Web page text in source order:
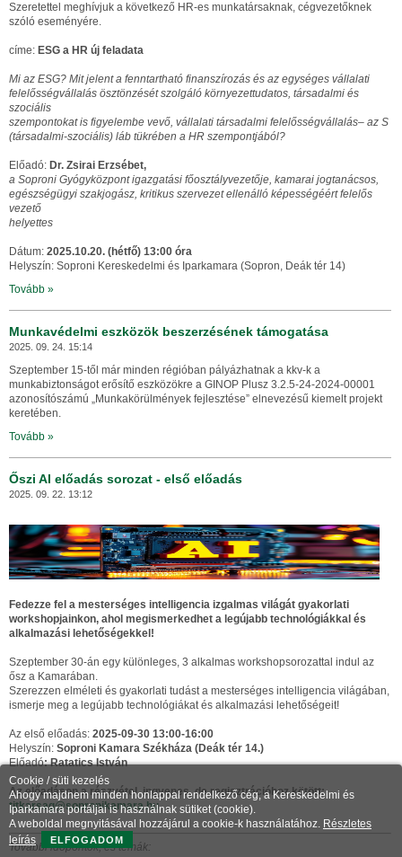
Szeretettel meghívjuk a következő HR-es munkatársaknak, cégvezetőknek
szóló eseményére.
címe: ESG a HR új feladata
Mi az ESG? Mit jelent a fenntartható finanszírozás és az egységes vállalati
felelősségvállalás ösztönzését szolgáló környezettudatos, társadalmi és
szociális
szempontokat is figyelembe vevő, vállalati társadalmi felelősségvállalás– az S
(társadalmi-szociális) láb tükrében a HR szempontjából?
Előadó: Dr. Zsirai Erzsébet,
a Soproni Gyógyközpont igazgatási főosztályvezetője, kamarai jogtanácsos,
egészségügyi szakjogász, kritikus szervezet ellenálló képességéért felelős
vezető
helyettes
Dátum: 2025.10.20. (hétfő) 13:00 óra
Helyszín: Soproni Kereskedelmi és Iparkamara (Sopron, Deák tér 14)
Tovább »
Munkavédelmi eszközök beszerzésének támogatása
2025. 09. 24. 15:14
Szeptember 15-től már minden régióban pályázhatnak a kkv-k a
munkabiztonságot erősítő eszközökre a GINOP Plusz 3.2.5-24-2024-00001
azonosítószámú „Munkakörülmények fejlesztése” elnevezésű kiemelt projekt
keretében.
Tovább »
Őszi AI előadás sorozat - első előadás
2025. 09. 22. 13:12
Fedezze fel a mesterséges intelligencia izgalmas világát gyakorlati
workshopjainkon, ahol megismerkedhet a legújabb technológiákkal és
alkalmazási lehetőségekkel!
Szeptember 30-án egy különleges, 3 alkalmas workshopsorozattal indul az
ősz a Kamarában.
Szerezzen elméleti és gyakorlati tudást a mesterséges intelligencia világában,
ismerje meg a legújabb technológiákat és alkalmazási lehetőségeit!
Az első előadás: 2025-09-30 13:00-16:00
Helyszín: Soproni Kamara Székháza (Deák tér 14.)
Előadó: Ratatics István
Az előadáson a részvétel ingyenes, de regisztrációhoz kötött:
titkarsag@sopronikamara.hu
További időpontok, és témák:
Cookie / süti kezelés
Ahogy majdnem minden honlappal rendelkező cég, a Kereskedelmi és
Iparkamara portáljai is használnak sütiket (cookie).
A weboldal megnyitásával hozzájárul a cookie-k használatához. Részletes
leírás
ELFOGADOM